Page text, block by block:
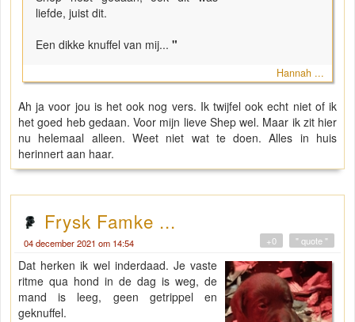
liefde, juist dit.
Een dikke knuffel van mij... "
Hannah ...
Ah ja voor jou is het ook nog vers. Ik twijfel ook echt niet of ik
het goed heb gedaan. Voor mijn lieve Shep wel. Maar ik zit hier
nu helemaal alleen. Weet niet wat te doen. Alles in huis
herinnert aan haar.
Frysk Famke ...
04 december 2021 om 14:54 " quote "
+0
Dat herken ik wel inderdaad. Je vaste
ritme qua hond in de dag is weg, de
mand is leeg, geen getrippel en
geknuffel.